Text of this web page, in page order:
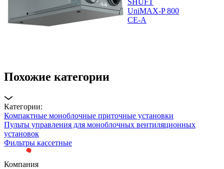
UniMAX-P 800
CE-A
Похожие категории
Категории:
Компактные моноблочные приточные установки
Пульты управления для моноблочных вентиляционных
установок
Фильтры кассетные
Компания